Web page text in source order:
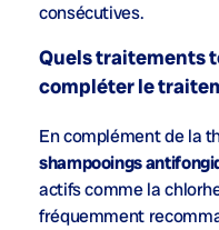
consécutives.
Quels traitements
compléter le
En complément de la
shampooings
actifs comme la
fréquemment